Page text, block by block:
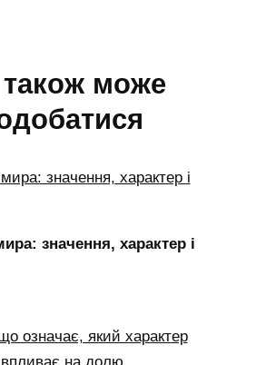
може
значення, характер і